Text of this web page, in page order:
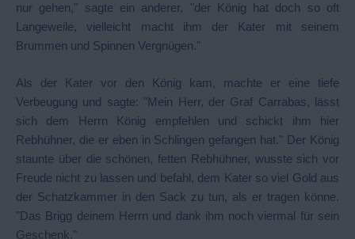
nur gehen," sagte ein anderer, "der König hat doch so oft
Langeweile, vielleicht macht ihm der Kater mit seinem
Brummen und Spinnen Vergnügen."
Als der Kater vor den König kam, machte er eine tiefe
Verbeugung und sagte: "Mein Herr, der Graf Carrabas, lässt
sich dem Herrn König empfehlen und schickt ihm hier
Rebhühner, die er eben in Schlingen gefangen hat." Der König
staunte über die schönen, fetten Rebhühner, wusste sich vor
Freude nicht zu lassen und befahl, dem Kater so viel Gold aus
der Schatzkammer in den Sack zu tun, als er tragen könne.
"Das Brigg deinem Herrn und dank ihm noch viermal für sein
Geschenk."